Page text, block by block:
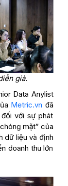
giả.
Data Anylist
Metric.vn đã
với sự phát
mặt” của
dữ liệu và định
doanh thu lớn